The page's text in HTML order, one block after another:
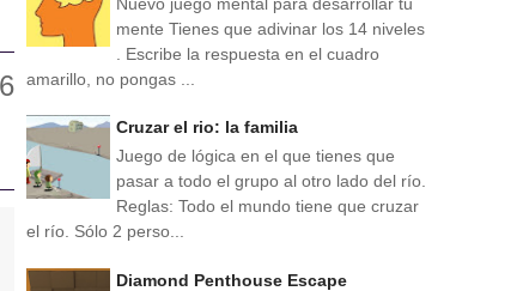
mente Tienes que adivinar los 14 niveles
. Escribe la respuesta en el cuadro
amarillo, no pongas ...
Cruzar el rio: la familia
Juego de lógica en el que tienes que
pasar a todo el grupo al otro lado del río.
Reglas: Todo el mundo tiene que cruzar
el río. Sólo 2 perso...
Diamond Penthouse Escape